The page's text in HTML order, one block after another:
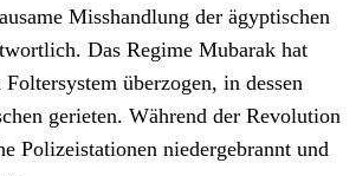
Misshandlung der ägyptischen
Das Regime Mubarak hat
überzogen, in dessen
gerieten. Während der Revolution
Polizeistationen niedergebrannt und